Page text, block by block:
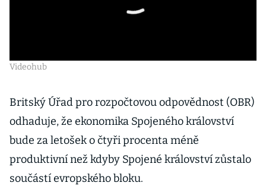
Videohub
Britský Úřad pro rozpočtovou odpovědnost (OBR)
odhaduje, že ekonomika Spojeného království
bude za letošek o čtyři procenta méně
produktivní než kdyby Spojené království zůstalo
součástí evropského bloku.